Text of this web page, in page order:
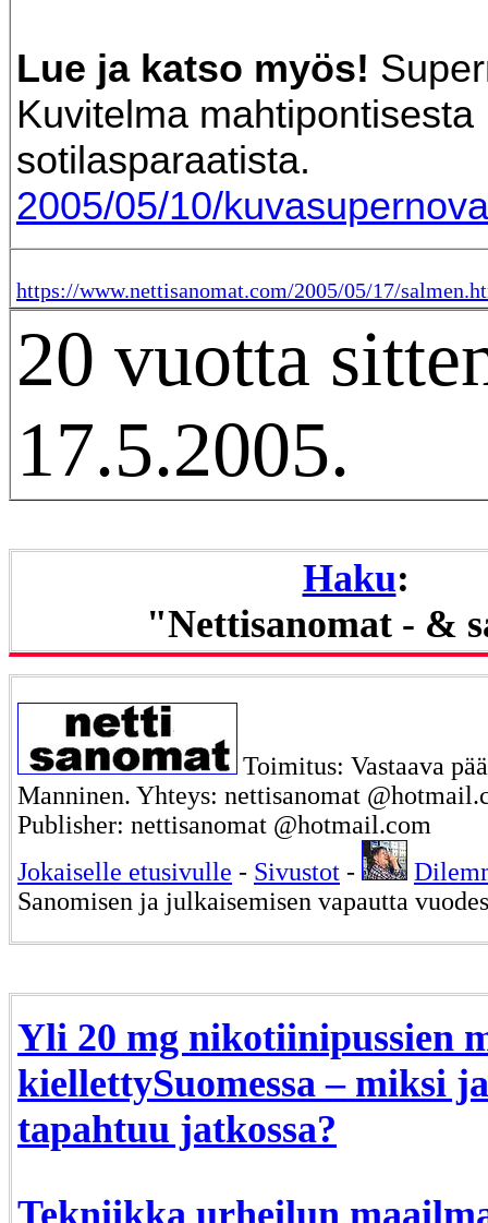
Lue ja katso myös!
Kuvitelma mahtipontisesta
sotilasparaatista.
2005/05/10/
https://www.nettisanomat.com/2005/05/17/
20 vuotta
17.5.2005.
Haku:
"Nettisanomat - &
Toimitus: Vastaava
Manninen. Yhteys: nettisanomat
Publisher: nettisanomat @hotmail.com
Jokaiselle etusivulle - Sivustot -
Sanomisen ja julkaisemisen vapautta
Yli 20 mg nikotiinipussien
kiellettySuomessa – miksi
tapahtuu jatkossa?
Tekniikka urheilun